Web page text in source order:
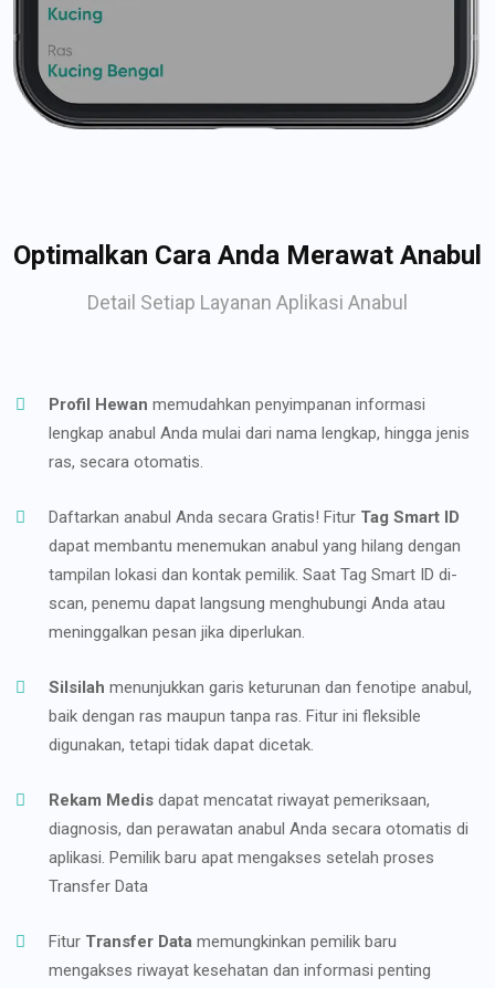
Optimalkan Cara Anda Merawat Anabul
Detail Setiap Layanan Aplikasi Anabul
Profil Hewan memudahkan penyimpanan informasi
lengkap anabul Anda mulai dari nama lengkap, hingga jenis
ras, secara otomatis.
Daftarkan anabul Anda secara Gratis! Fitur Tag Smart ID
dapat membantu menemukan anabul yang hilang dengan
tampilan lokasi dan kontak pemilik. Saat Tag Smart ID di-
scan, penemu dapat langsung menghubungi Anda atau
meninggalkan pesan jika diperlukan.
Silsilah menunjukkan garis keturunan dan fenotipe anabul,
baik dengan ras maupun tanpa ras. Fitur ini fleksible
digunakan, tetapi tidak dapat dicetak.
Rekam Medis dapat mencatat riwayat pemeriksaan,
diagnosis, dan perawatan anabul Anda secara otomatis di
aplikasi. Pemilik baru apat mengakses setelah proses
Transfer Data
Fitur Transfer Data memungkinkan pemilik baru
mengakses riwayat kesehatan dan informasi penting